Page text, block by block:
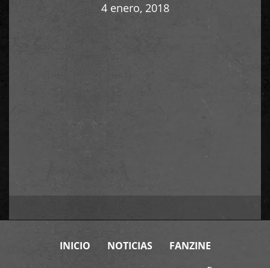
4 enero, 2018
INICIO NOTICIAS FANZINE